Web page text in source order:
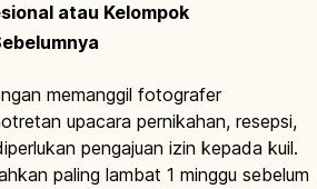
atau Kelompok
memanggil fotografer
upacara pernikahan, resepsi,
pengajuan izin kepada kuil.
paling lambat 1 minggu sebelum